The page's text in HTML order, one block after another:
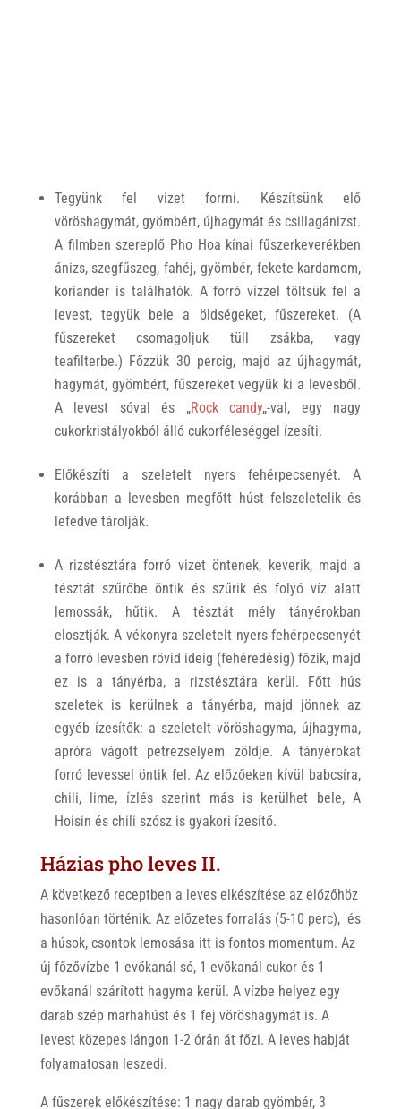
Tegyünk fel vizet forrni. Készítsünk elő
vöröshagymát, gyömbért, újhagymát és csillagánizst.
A filmben szereplő Pho Hoa kínai fűszerkeverékben
ánizs, szegfűszeg, fahéj, gyömbér, fekete kardamom,
koriander is találhatók. A forró vízzel töltsük fel a
levest, tegyük bele a öldségeket, fűszereket. (A
fűszereket csomagoljuk tüll zsákba, vagy
teafilterbe.) Főzzük 30 percig, majd az újhagymát,
hagymát, gyömbért, fűszereket vegyük ki a levesből.
A levest sóval és „Rock candy„-val, egy nagy
cukorkristályokból álló cukorféleséggel ízesíti.
Előkészíti a szeletelt nyers fehérpecsenyét. A
korábban a levesben megfőtt húst felszeletelik és
lefedve tárolják.
A rizstésztára forró vizet öntenek, keverik, majd a
tésztát szűrőbe öntik és szűrik és folyó víz alatt
lemossák, hűtik. A tésztát mély tányérokban
elosztják. A vékonyra szeletelt nyers fehérpecsenyét
a forró levesben rövid ideig (fehéredésig) főzik, majd
ez is a tányérba, a rizstésztára kerül. Főtt hús
szeletek is kerülnek a tányérba, majd jönnek az
egyéb ízesítők: a szeletelt vöröshagyma, újhagyma,
apróra vágott petrezselyem zöldje. A tányérokat
forró levessel öntik fel. Az előzőeken kívül babcsíra,
chili, lime, ízlés szerint más is kerülhet bele, A
Hoisin és chili szósz is gyakori ízesítő.
Házias pho leves II.
A következő receptben a leves elkészítése az előzőhöz
hasonlóan történik. Az előzetes forralás (5-10 perc), és
a húsok, csontok lemosása itt is fontos momentum. Az
új főzővízbe 1 evőkanál só, 1 evőkanál cukor és 1
evőkanál szárított hagyma kerül. A vízbe helyez egy
darab szép marhahúst és 1 fej vöröshagymát is. A
levest közepes lángon 1-2 órán át főzi. A leves habját
folyamatosan leszedi.
A fűszerek előkészítése: 1 nagy darab gyömbér, 3